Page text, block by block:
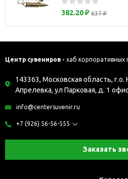
382.20 ₽ 637 ₽
Центр сувениров - хаб корпоративных
143363, Московская область,
Апрелевка, ул Парковая, д. 1
info@centersuvenir.ru
+7 (926) 56-56-555
Заказать